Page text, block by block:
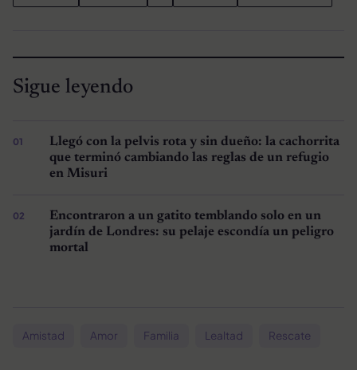
Sigue leyendo
Llegó con la pelvis rota y sin dueño: la cachorrita
que terminó cambiando las reglas de un refugio
en Misuri
Encontraron a un gatito temblando solo en un
jardín de Londres: su pelaje escondía un peligro
mortal
Amistad Amor Familia Lealtad Rescate